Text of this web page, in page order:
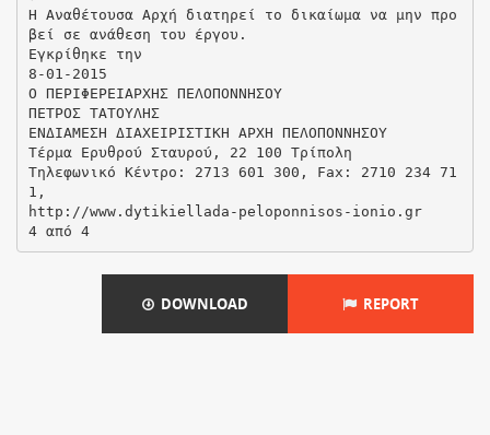
Η Αναθέτουσα Αρχή διατηρεί το δικαίωμα να μην προ
βεί σε ανάθεση του έργου.
Εγκρίθηκε την
8-01-2015
Ο ΠΕΡΙΦΕΡΕΙΑΡΧΗΣ ΠΕΛΟΠΟΝΝΗΣΟΥ
ΠΕΤΡΟΣ ΤΑΤΟΥΛΗΣ
ΕΝΔΙΑΜΕΣΗ ΔΙΑΧΕΙΡΙΣΤΙΚΗ ΑΡΧΗ ΠΕΛΟΠΟΝΝΗΣΟΥ
Τέρμα Ερυθρού Σταυρού, 22 100 Τρίπολη
Τηλεφωνικό Κέντρο: 2713 601 300, Fax: 2710 234 71
1,
http://www.dytikiellada-peloponnisos-ionio.gr
4 από 4
DOWNLOAD REPORT